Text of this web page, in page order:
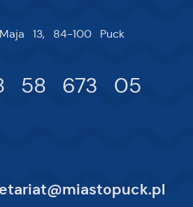
13, 84-100 Puck
58 673 05